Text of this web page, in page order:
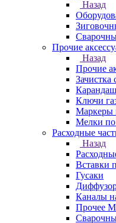
Назад
Прочие
Назад
Прочие
Ключи
Маркеры
Мелки по
Расходные
Назад
Вставки
Гусаки
Каналы
Прочее